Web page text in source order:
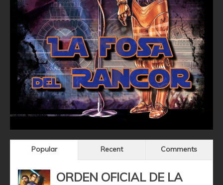
Popular Recent Comments
ORDEN OFICIAL DE LA